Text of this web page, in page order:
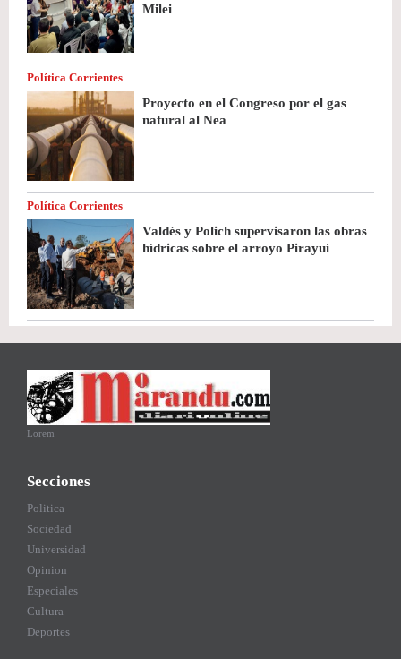
Milei
Política Corrientes
Proyecto en el Congreso por el gas
natural al Nea
Política Corrientes
Valdés y Polich supervisaron las obras
hídricas sobre el arroyo Pirayuí
Lorem
Secciones
Politica
Sociedad
Universidad
Opinion
Especiales
Cultura
Deportes